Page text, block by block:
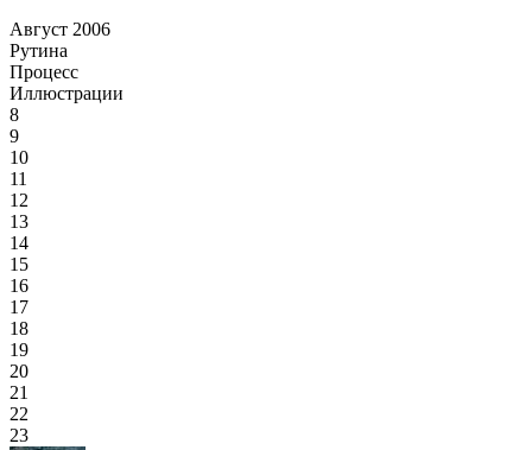
Август 2006
Рутина
Процесс
Иллюстрации
8
9
10
11
12
13
14
15
16
17
18
19
20
21
22
23